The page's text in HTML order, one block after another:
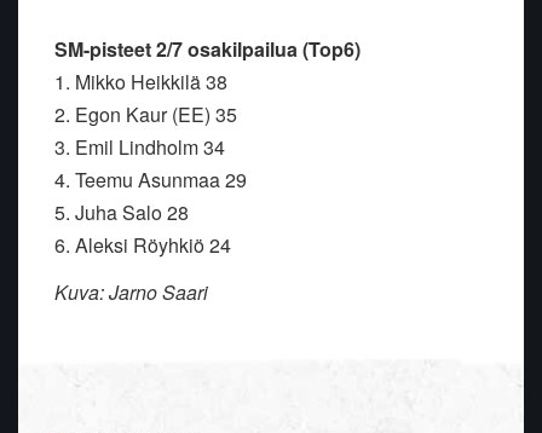
SM-pisteet 2/7 osakilpailua (Top6)
1. Mikko Heikkilä 38
2. Egon Kaur (EE) 35
3. Emil Lindholm 34
4. Teemu Asunmaa 29
5. Juha Salo 28
6. Aleksi Röyhkiö 24
Kuva: Jarno Saari